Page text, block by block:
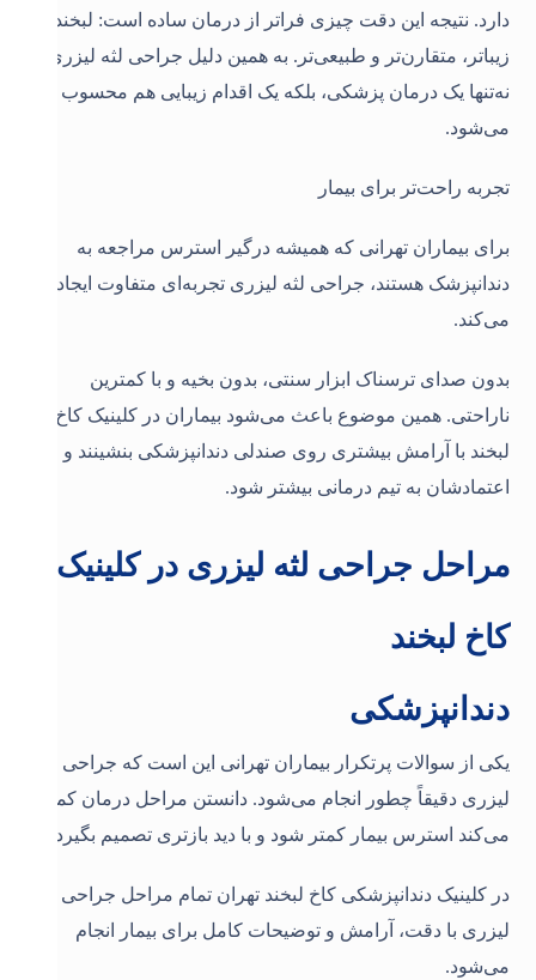
دارد. نتیجه این دقت چیزی فراتر از درمان ساده است: لبخندی
زیباتر، متقارن‌تر و طبیعی‌تر. به همین دلیل جراحی لثه لیزری
نه‌تنها یک درمان پزشکی، بلکه یک اقدام زیبایی هم محسوب
می‌شود.
تجربه راحت‌تر برای بیمار
برای بیماران تهرانی که همیشه درگیر استرس مراجعه به
دندانپزشک هستند، جراحی لثه لیزری تجربه‌ای متفاوت ایجاد
می‌کند.
بدون صدای ترسناک ابزار سنتی، بدون بخیه و با کمترین
ناراحتی. همین موضوع باعث می‌شود بیماران در کلینیک کاخ
لبخند با آرامش بیشتری روی صندلی دندانپزشکی بنشینند و
اعتمادشان به تیم درمانی بیشتر شود.
مراحل جراحی لثه لیزری در کلینیک
کاخ لبخند
دندانپزشکی
یکی از سوالات پرتکرار بیماران تهرانی این است که جراحی لثه
لیزری دقیقاً چطور انجام می‌شود. دانستن مراحل درمان کمک
می‌کند استرس بیمار کمتر شود و با دید بازتری تصمیم بگیرد.
در کلینیک دندانپزشکی کاخ لبخند تهران تمام مراحل جراحی لثه
لیزری با دقت، آرامش و توضیحات کامل برای بیمار انجام
می‌شود.